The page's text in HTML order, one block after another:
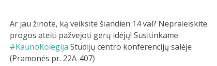
Ar jau žinote, ką veiksite šiandien 14 val? Nepraleiskite
progos ateiti pažvejoti gerų idėjų! Susitinkame
#KaunoKolegija Studijų centro konferencijų salėje
(Pramonės pr. 22A-407)